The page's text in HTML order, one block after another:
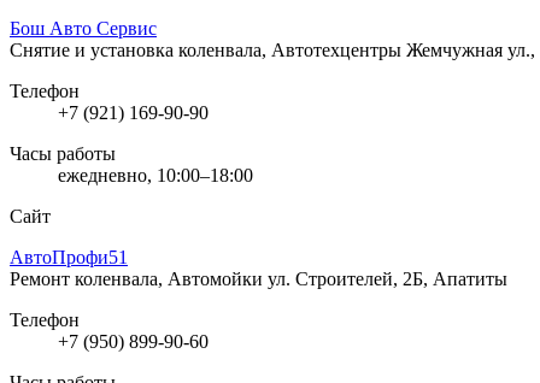
Бош Авто Сервис
Снятие и установка коленвала, Автотехцентры Жемчужная
Телефон
+7 (921) 169-90-90
Часы работы
ежедневно, 10:00–18:00
Сайт
АвтоПрофи51
Ремонт коленвала, Автомойки ул. Строителей, 2Б, Апатиты
Телефон
+7 (950) 899-90-60